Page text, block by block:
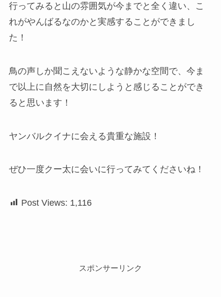
行ってみると山の雰囲気が今までと全く違い、こ
れがやんばるなのかと実感することができまし
た！
鳥の声しか聞こえないような静かな空間で、今ま
で以上に自然を大切にしようと感じることができ
ると思います！
ヤンバルクイナに会える貴重な施設！
ぜひ一度クー太に会いに行ってみてくださいね！
Post Views: 1,116
スポンサーリンク